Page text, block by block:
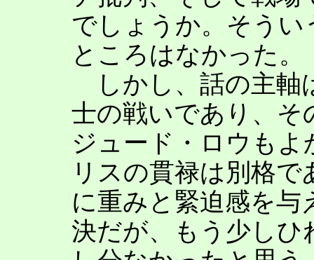
でしょうか。そう
ところはなかった。
しかし、話の主軸
士の戦いであり、そ
ジュード・ロウも
リスの貫禄は別格
に重みと緊迫感を与
決だが、もう少しひ